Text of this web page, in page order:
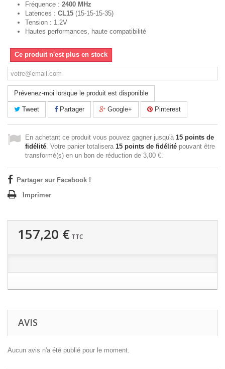
Fréquence : 2400 MHz
Latences : CL15 (15-15-15-35)
Tension : 1.2V
Hautes performances, haute compatibilité
Ce produit n'est plus en stock
Prévenez-moi lorsque le produit est disponible
Tweet Partager Google+ Pinterest
En achetant ce produit vous pouvez gagner jusqu'à 15 points de
fidélité. Votre panier totalisera 15 points de fidélité pouvant être
transformé(s) en un bon de réduction de 3,00 €.
Partager sur Facebook !
Imprimer
157,20 € TTC
AVIS
Aucun avis n'a été publié pour le moment.